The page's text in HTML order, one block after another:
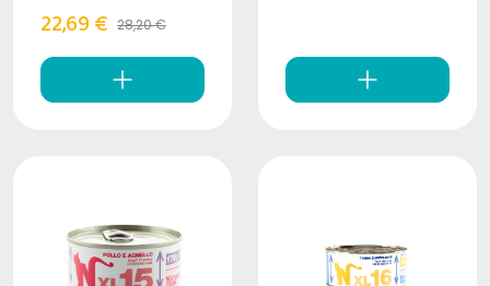
22,69 € 28,20 €